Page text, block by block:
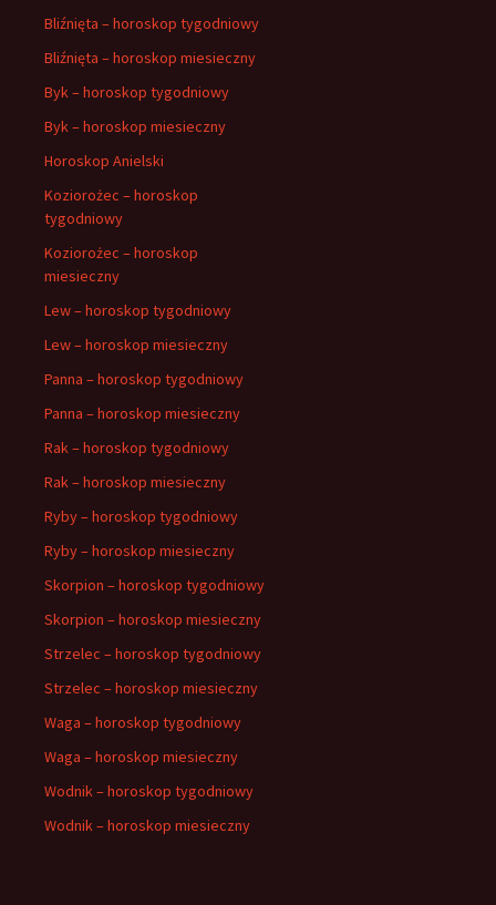
Bliźnięta – horoskop tygodniowy
Bliźnięta – horoskop miesieczny
Byk – horoskop tygodniowy
Byk – horoskop miesieczny
Horoskop Anielski
Koziorożec – horoskop
tygodniowy
Koziorożec – horoskop
miesieczny
Lew – horoskop tygodniowy
Lew – horoskop miesieczny
Panna – horoskop tygodniowy
Panna – horoskop miesieczny
Rak – horoskop tygodniowy
Rak – horoskop miesieczny
Ryby – horoskop tygodniowy
Ryby – horoskop miesieczny
Skorpion – horoskop tygodniowy
Skorpion – horoskop miesieczny
Strzelec – horoskop tygodniowy
Strzelec – horoskop miesieczny
Waga – horoskop tygodniowy
Waga – horoskop miesieczny
Wodnik – horoskop tygodniowy
Wodnik – horoskop miesieczny